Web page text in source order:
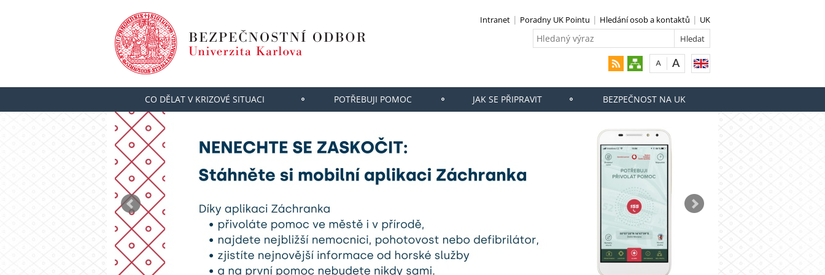
Intranet Poradny UK Pointu Hledání osob a kontaktů UK
CO DĚLAT V KRIZOVÉ SITUACI POTŘEBUJI POMOC JAK SE PŘIPRAVIT BEZPEČNOST NA UK